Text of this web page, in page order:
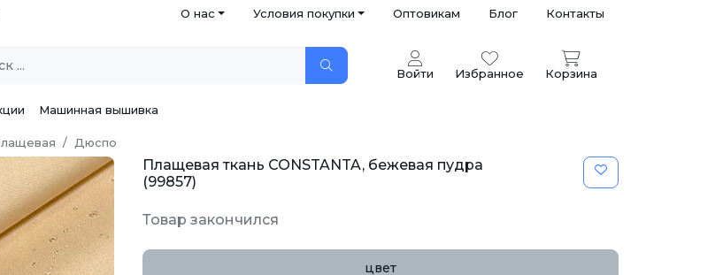
О нас Условия покупки Оптовикам Блог Контакты
Войти Избранное Корзина
Машинная вышивка
Дюспо
Плащевая ткань CONSTANTA, бежевая пудра
(99857)
Товар закончился
цвет